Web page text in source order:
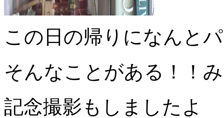
この日の帰りになんと
そんなことがある！！
記念撮影もしましたよ